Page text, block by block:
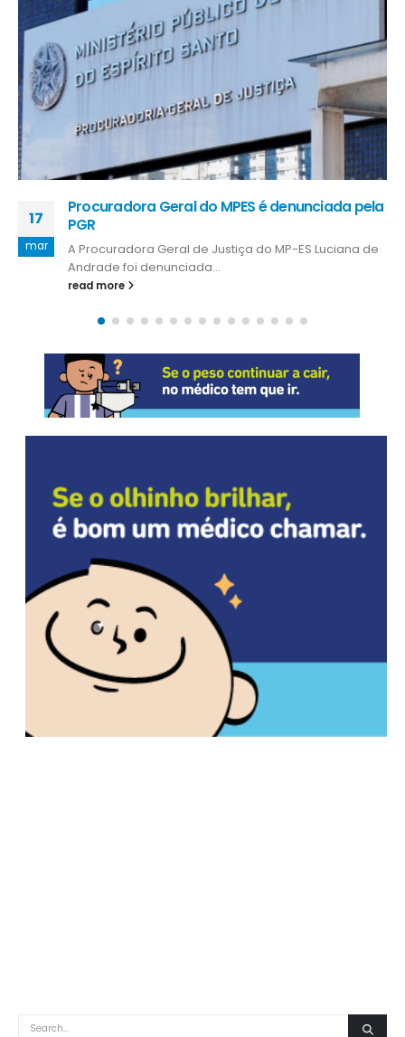
24
mar
Estado inicia envio de doses para Campanha
da Influenza nesta segunda-feira (23)
A partir desta segunda-feira (23), o Governo do
Estado, por meio da...
read more